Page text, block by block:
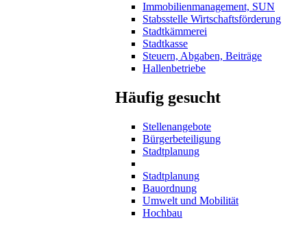
Immobilienmanagement, SUN
Stabsstelle Wirtschaftsförderung
Stadtkämmerei
Stadtkasse
Steuern, Abgaben, Beiträge
Hallenbetriebe
Häufig gesucht
Stellenangebote
Bürgerbeteiligung
Stadtplanung
Stadtplanung
Bauordnung
Umwelt und Mobilität
Hochbau